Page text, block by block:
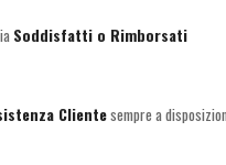
Soddisfatti o Rimborsati
Clientesempre a